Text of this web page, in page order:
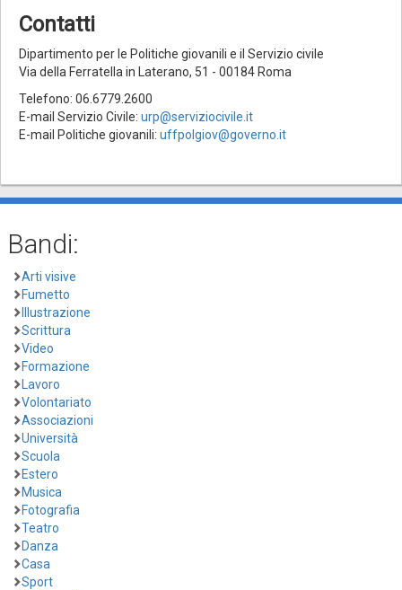
Contatti
Dipartimento per le Politiche giovanili e il Servizio civile
Via della Ferratella in Laterano, 51 - 00184 Roma
Telefono: 06.6779.2600
E-mail Servizio Civile: urp@serviziocivile.it
E-mail Politiche giovanili: uffpolgiov@governo.it
Bandi:
Arti visive
Fumetto
Illustrazione
Scrittura
Video
Formazione
Lavoro
Volontariato
Associazioni
Università
Scuola
Estero
Musica
Fotografia
Teatro
Danza
Casa
Sport